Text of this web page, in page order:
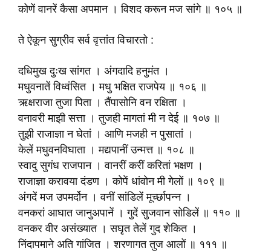
कोणें वानरें कैसा अपमान । विशद करून मज सांगे ॥ १०५ ॥
ते ऐकून सुग्रीव सर्व वृत्तांत विचारतो :
दधिमुख दुःख सांगत । अंगदादि हनुमंत ।
मधुवनातें विध्वंसित । मधु भक्षित राजपेय ॥ १०६ ॥
ऋक्षराजा तुजा पिता । तैंपासोनि वन रक्षिता ।
वनावरी माझी सत्ता । तुजही मागतां मी न देई ॥ १०७ ॥
तुझी राजाज्ञा न घेतां । आणि मजही न पुसातां ।
केलें मधुवनविघाता । मद्यपानीं उन्मत्त ॥ १०८ ॥
स्वादु सुगंध राजपान । वानरीं करीं करितां भक्षण ।
राजाज्ञा करावया दंडण । कोपें धांवोन मी गेलों ॥ १०९ ॥
अंगदें मज उपमर्दोन । वनीं सांडिलें मूर्च्छापन्न ।
वनकरां आघात जानुअपानें । गुदें सुजवान सोडिलें ॥ ११० ॥
वनकर वीर असंख्यात । सघृत तेलें गुद शेकित ।
निंदापमाने अति गांजित । शरणागत तुज आलों ॥ १११ ॥